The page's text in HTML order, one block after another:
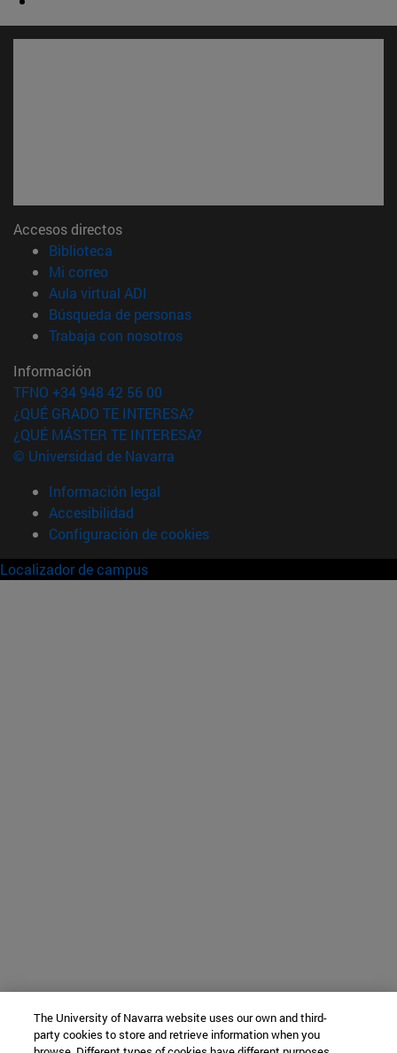
Accesos directos
Biblioteca
Mi correo(abre en nueva ventana)
Aula virtual ADI
Búsqueda de personas(abre en nueva ventana)
Trabaja con nosotros(abre en nueva ventana)
Información
TFNO +34 948 42 56 00
¿QUÉ GRADO TE INTERESA?
¿QUÉ MÁSTER TE INTERESA?
© Universidad de Navarra
Información legal
Accesibilidad
Configuración de cookies
Localizador de campus
The University of Navarra website uses our own and third-
party cookies to store and retrieve information when you